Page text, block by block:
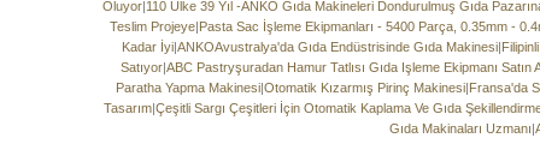
Oluyor|110 Ülke 39 Yıl -ANKO Gıda Makineleri Dondurulmuş Gıda
Teslim Projeye|Pasta Sac İşleme Ekipmanları - 5400 Parça, 0.35mm -
Kadar İyi|ANKOAvustralya'da Gıda Endüstrisinde Gıda Makinesi|
Satıyor|ABC Pastryşuradan Hamur Tatlısı Gıda Işleme Ekipmanı Satın
Paratha Yapma Makinesi|Otomatik Kızarmış Pirinç Makinesi|Fransa'da
Tasarım|Çeşitli Sargı Çeşitleri İçin Otomatik Kaplama Ve Gıda
Gıda Makinaları Uzmanı|